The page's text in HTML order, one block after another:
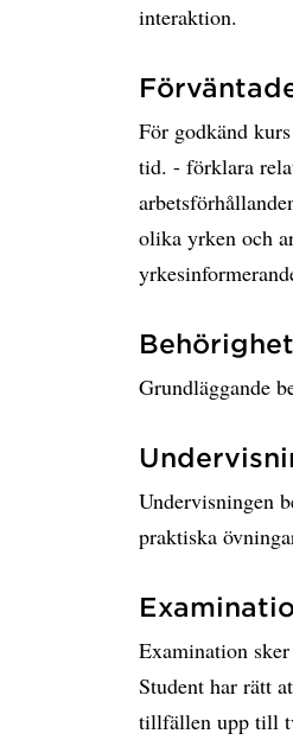
interaktion.
För godkänd
tid. - förklara
olika yrken och
Grundläggande
Undervisningen
praktiska
Examination
Student har rätt
tillfällen upp till